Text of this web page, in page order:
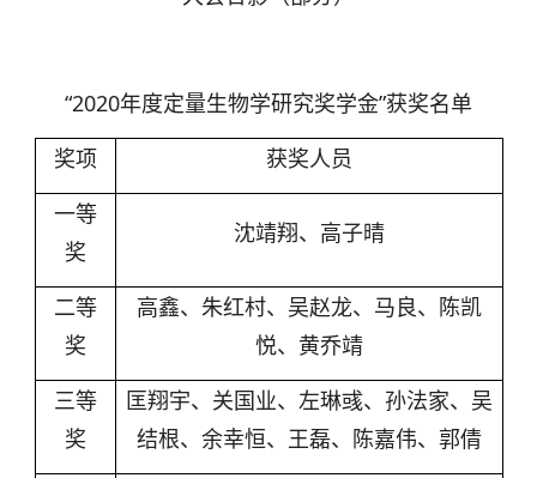
“2020年度定量生物学研究奖学金”获奖名单
奖项
获奖人员
一等
奖
沈靖翔、高子晴
二等
奖
高鑫、朱红村、吴赵龙、马良、陈凯
悦、黄乔靖
三等
奖
匡翔宇、关国业、左琳彧、孙法家、吴
结根、余幸恒、王磊、陈嘉伟、郭倩